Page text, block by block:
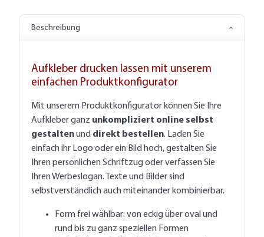
Beschreibung
Aufkleber drucken lassen mit unserem
einfachen Produktkonfigurator
Mit unserem Produktkonfigurator können Sie Ihre
Aufkleber ganz unkompliziert online selbst
gestaltenund direkt bestellen. Laden Sie
einfach ihr Logo oder ein Bild hoch, gestalten Sie
Ihren persönlichen Schriftzug oder verfassen Sie
Ihren Werbeslogan. Texte und Bilder sind
selbstverständlich auch miteinander kombinierbar.
Form frei wählbar: von eckig über oval und
rund bis zu ganz speziellen Formen